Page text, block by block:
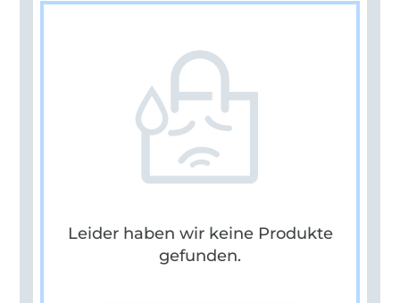
Leider haben wir keine Produkte
gefunden.